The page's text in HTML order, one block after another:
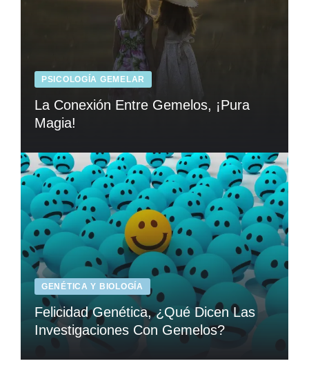
PSICOLOGÍA GEMELAR
La Conexión Entre Gemelos, ¡Pura
Magia!
GENÉTICA Y BIOLOGÍA
Felicidad Genética, ¿Qué Dicen Las
Investigaciones Con Gemelos?